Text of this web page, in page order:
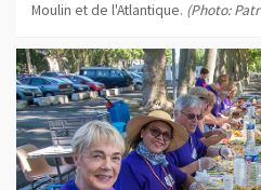
Moulin et de l'Atlantique. (Photo: